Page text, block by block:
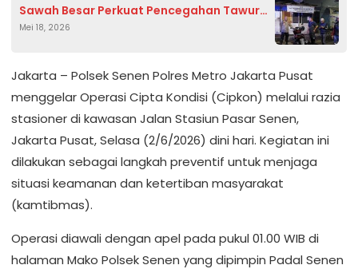
Sawah Besar Perkuat Pencegahan Tawuran
dan Kejahatan Jalanan
Mei 18, 2026
Jakarta – Polsek Senen Polres Metro Jakarta Pusat
menggelar Operasi Cipta Kondisi (Cipkon) melalui razia
stasioner di kawasan Jalan Stasiun Pasar Senen,
Jakarta Pusat, Selasa (2/6/2026) dini hari. Kegiatan ini
dilakukan sebagai langkah preventif untuk menjaga
situasi keamanan dan ketertiban masyarakat
(kamtibmas).
Operasi diawali dengan apel pada pukul 01.00 WIB di
halaman Mako Polsek Senen yang dipimpin Padal Senen